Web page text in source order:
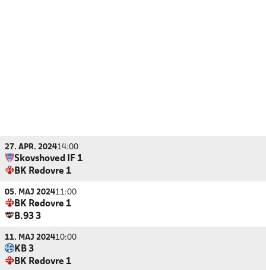
27. APR. 202414:00
Skovshoved IF 1
BK Rødovre 1
05. MAJ 202411:00
BK Rødovre 1
B.93 3
11. MAJ 202410:00
KB 3
BK Rødovre 1